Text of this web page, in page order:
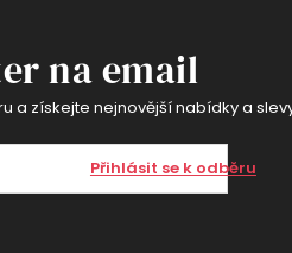
na email
a získejte nejnovější nabídky a
Přihlásit se k odběru